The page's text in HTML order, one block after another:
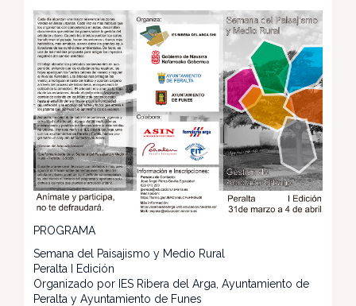
PROGRAMA
Semana del Paisajismo y Medio Rural
Peralta I Edición
Organizado por IES Ribera del Arga, Ayuntamiento de
Peralta y Ayuntamiento de Funes